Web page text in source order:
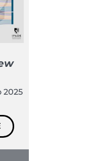
2025